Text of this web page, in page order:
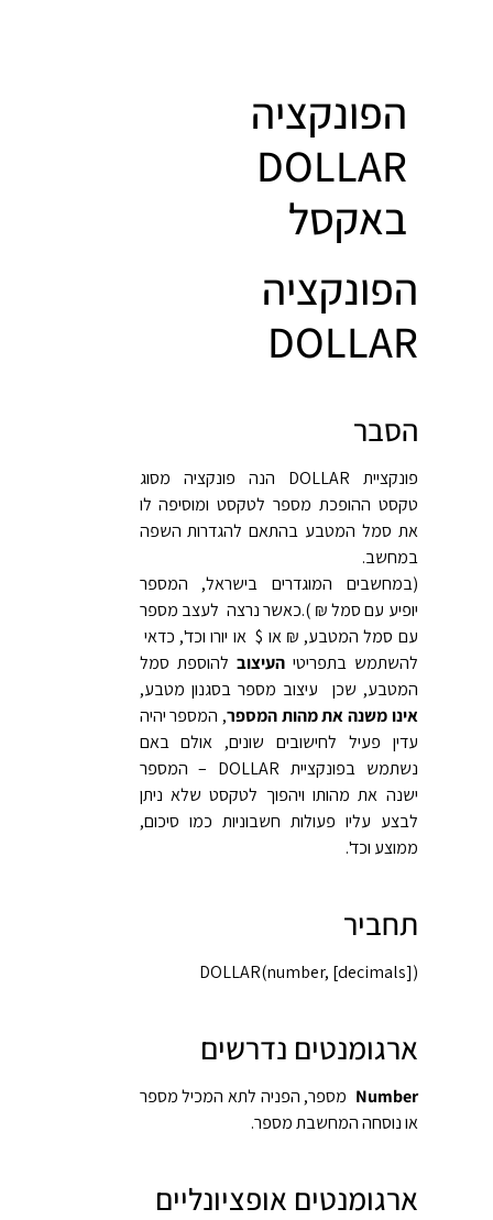
הפונקציה
DOLLAR
באקסל
הפונקציה
DOLLAR
הסבר
פונקציית DOLLAR הנה פונקציה מסוג
טקסט ההופכת מספר לטקסט ומוסיפה לו
את סמל המטבע בהתאם להגדרות השפה
במחשב.
(במחשבים המוגדרים בישראל, המספר
יופיע עם סמל ₪ ).כאשר נרצה לעצב מספר
עם סמל המטבע, ₪ או $ או יורו וכד', כדאי
להשתמש בתפריטיהעיצוב להוספת סמל
המטבע, שכן עיצוב מספר בסגנון מטבע,
אינו משנה את מהות המספר, המספר יהיה
עדין פעיל לחישובים שונים, אולם באם
נשתמש בפונקציית DOLLAR – המספר
ישנה את מהותו ויהפוך לטקסט שלא ניתן
לבצע עליו פעולות חשבוניות כמו סיכום,
ממוצע וכד'.
תחביר
‎DOLLAR(number, [decimals])‎
ארגומנטים נדרשים
Number מספר, הפניה לתא המכיל מספר
או נוסחה המחשבת מספר.
ארגומנטים אופציונליים